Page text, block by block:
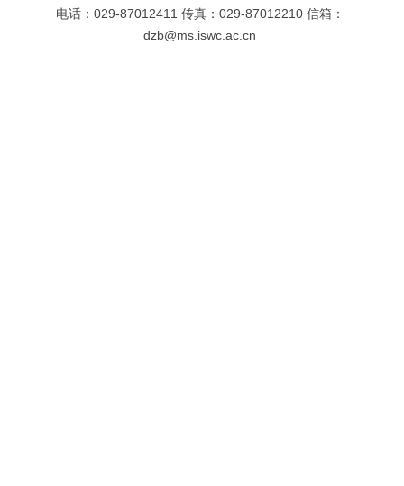
电话：029-87012411 传真：029-87012210 信箱：
dzb@ms.iswc.ac.cn